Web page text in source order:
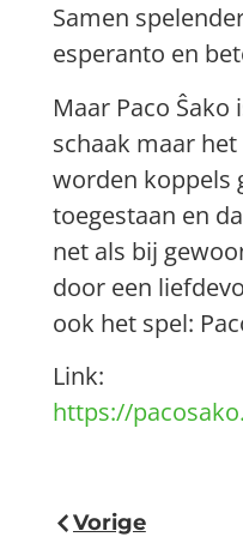
Samen
esperanto en
Maar Paco
schaak maar
worden koppels
toegestaan en
net als bij
door een
ook het spel:
Link:
https://
Vorige